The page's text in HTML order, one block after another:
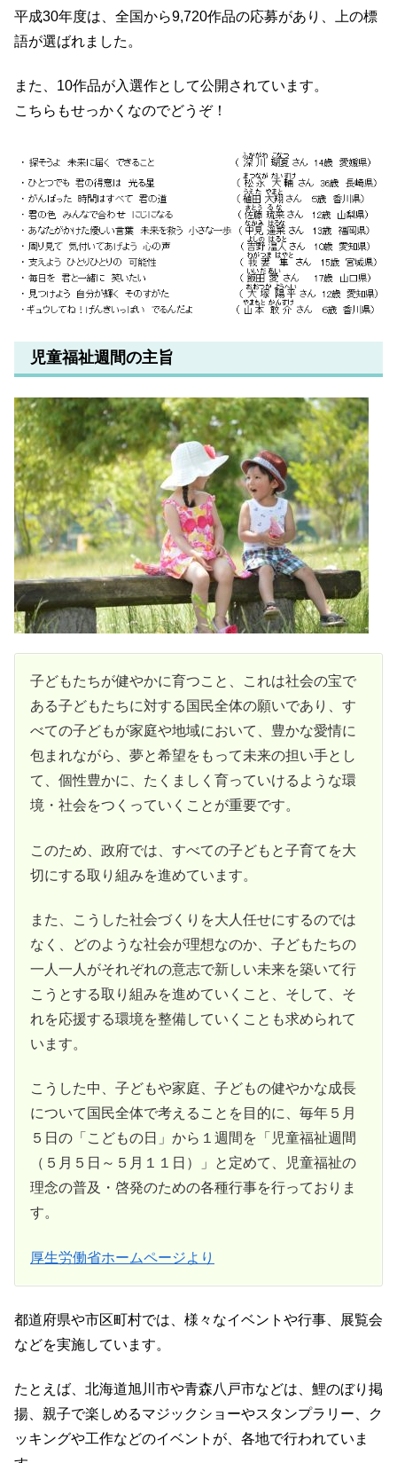
平成30年度は、全国から9,720作品の応募があり、上の標
語が選ばれました。
また、10作品が入選作として公開されています。
こちらもせっかくなのでどうぞ！
児童福祉週間の主旨
子どもたちが健やかに育つこと、これは社会の宝で
ある子どもたちに対する国民全体の願いであり、す
べての子どもが家庭や地域において、豊かな愛情に
包まれながら、夢と希望をもって未来の担い手とし
て、個性豊かに、たくましく育っていけるような環
境・社会をつくっていくことが重要です。
このため、政府では、すべての子どもと子育てを大
切にする取り組みを進めています。
また、こうした社会づくりを大人任せにするのでは
なく、どのような社会が理想なのか、子どもたちの
一人一人がそれぞれの意志で新しい未来を築いて行
こうとする取り組みを進めていくこと、そして、そ
れを応援する環境を整備していくことも求められて
います。
こうした中、子どもや家庭、子どもの健やかな成長
について国民全体で考えることを目的に、毎年５月
５日の「こどもの日」から１週間を「児童福祉週間
（５月５日～５月１１日）」と定めて、児童福祉の
理念の普及・啓発のための各種行事を行っておりま
す。
厚生労働省ホームページより
都道府県や市区町村では、様々なイベントや行事、展覧会
などを実施しています。
たとえば、北海道旭川市や青森八戸市などは、鯉のぼり掲
揚、親子で楽しめるマジックショーやスタンプラリー、ク
ッキングや工作などのイベントが、各地で行われていま